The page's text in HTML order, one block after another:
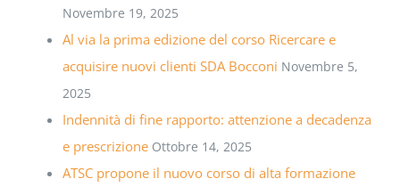
Novembre 19, 2025
Al via la prima edizione del corso Ricercare e
acquisire nuovi clienti SDA Bocconi Novembre 5,
2025
Indennità di fine rapporto: attenzione a decadenza
e prescrizione Ottobre 14, 2025
ATSC propone il nuovo corso di alta formazione